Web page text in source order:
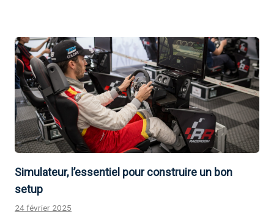
Simulateur, l’essentiel pour construire un bon
setup
24 février 2025